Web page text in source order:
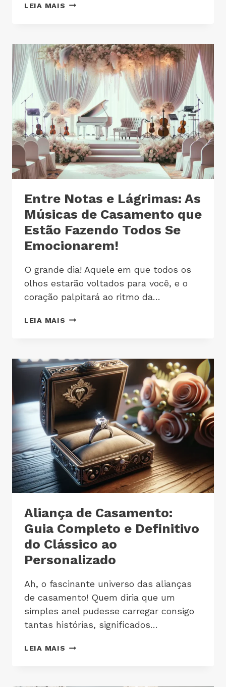
LEIA MAIS
Entre Notas e Lágrimas: As
Músicas de Casamento que
Estão Fazendo Todos Se
Emocionarem!
O grande dia! Aquele em que todos os
olhos estarão voltados para você, e o
coração palpitará ao ritmo da…
LEIA MAIS
Aliança de Casamento:
Guia Completo e Definitivo
do Clássico ao
Personalizado
Ah, o fascinante universo das alianças
de casamento! Quem diria que um
simples anel pudesse carregar consigo
tantas histórias, significados…
LEIA MAIS